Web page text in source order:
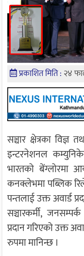
प्रकाशित मिति : २४
सञ्चार क्षेत्रका विज्ञ
इन्टरनेशनल
भारतको
कनक्लेभमा पब्लिक
पन्तलाई उक्त अवार्ड
सञ्चारकर्मी,
प्रदान गरिएको उक्त
रुपमा मानिन्छ ।